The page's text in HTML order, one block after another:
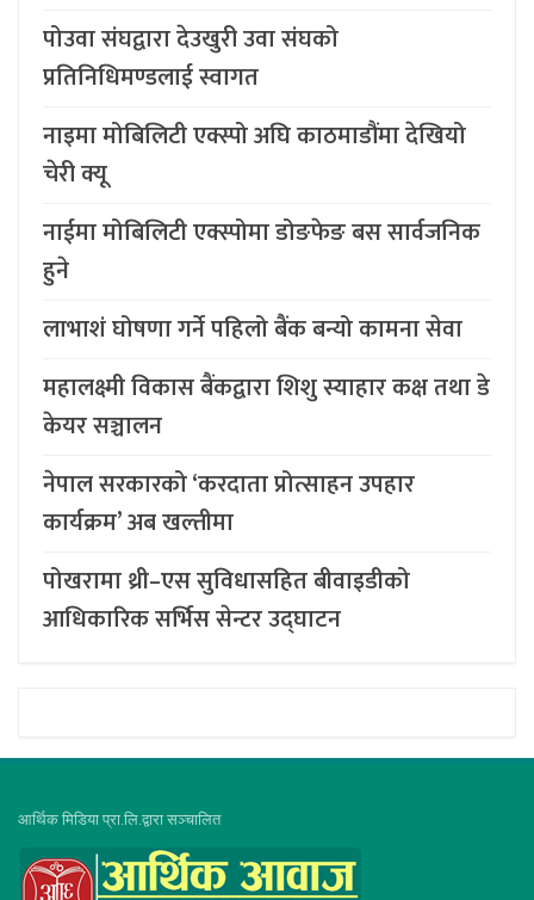
पोउवा संघद्वारा देउखुरी उवा संघको
प्रतिनिधिमण्डलाई स्वागत
नाइमा मोबिलिटी एक्स्पो अघि काठमाडौंमा देखियो
चेरी क्यू
नाईमा मोबिलिटी एक्स्पोमा डोङफेङ बस सार्वजनिक
हुने
लाभाशं घोषणा गर्ने पहिलो बैंक बन्यो कामना सेवा
महालक्ष्मी विकास बैंकद्वारा शिशु स्याहार कक्ष तथा डे
केयर सञ्चालन
नेपाल सरकारको ‘करदाता प्रोत्साहन उपहार
कार्यक्रम’ अब खल्तीमा
पोखरामा थ्री–एस सुविधासहित बीवाइडीको
आधिकारिक सर्भिस सेन्टर उद्घाटन
आर्थिक मिडिया प्रा.लि.द्वारा सञ्चालित